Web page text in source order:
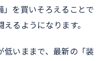
」を買いそろえることで
るようになります。
低いままで、最新の「装